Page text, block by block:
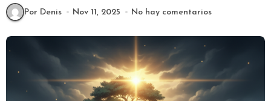
Por Denis Nov 11, 2025 No hay comentarios